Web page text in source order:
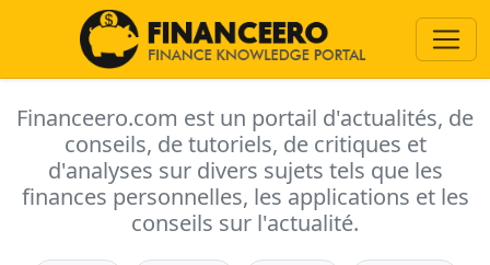
Financeero.com est un portail d'actualités, de
conseils, de tutoriels, de critiques et
d'analyses sur divers sujets tels que les
finances personnelles, les applications et les
conseils sur l'actualité.